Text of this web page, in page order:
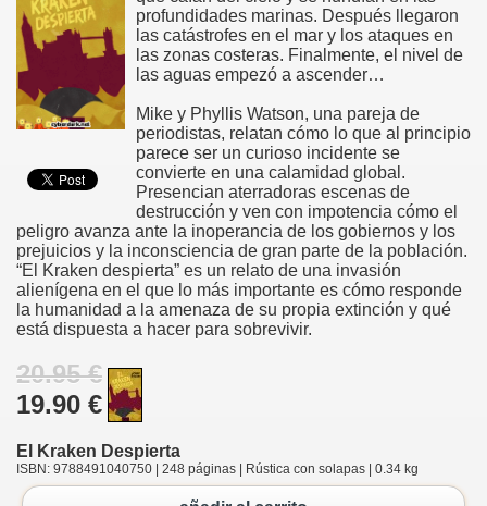
profundidades marinas. Después llegaron
las catástrofes en el mar y los ataques en
las zonas costeras. Finalmente, el nivel de
las aguas empezó a ascender…
Mike y Phyllis Watson, una pareja de
periodistas, relatan cómo lo que al principio
parece ser un curioso incidente se
convierte en una calamidad global.
Presencian aterradoras escenas de
destrucción y ven con impotencia cómo el
peligro avanza ante la inoperancia de los gobiernos y los
prejuicios y la inconsciencia de gran parte de la población.
“El Kraken despierta” es un relato de una invasión
alienígena en el que lo más importante es cómo responde
la humanidad a la amenaza de su propia extinción y qué
está dispuesta a hacer para sobrevivir.
20.95 €
19.90 €
El Kraken Despierta
ISBN: 9788491040750 | 248 páginas | Rústica con solapas | 0.34 kg